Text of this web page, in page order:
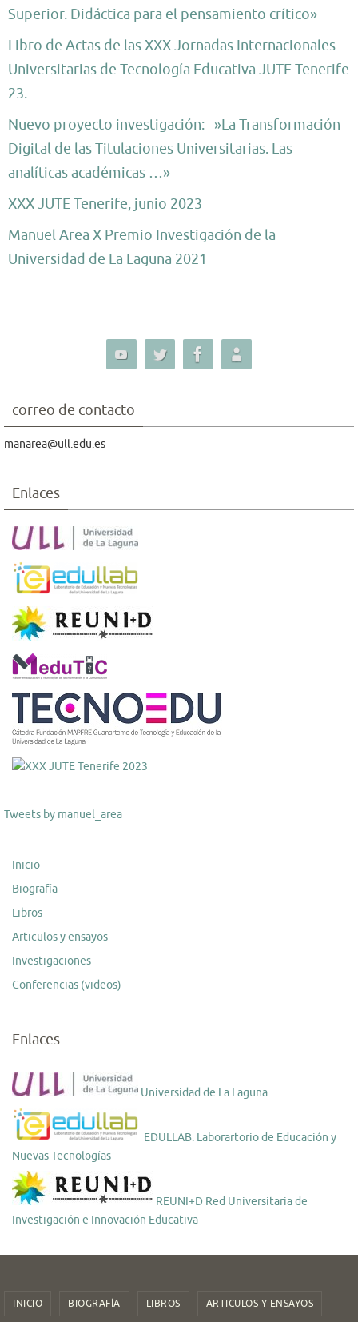
Superior. Didáctica para el pensamiento crítico»
Libro de Actas de las XXX Jornadas Internacionales
Universitarias de Tecnología Educativa JUTE Tenerife
23.
Nuevo proyecto investigación: »La Transformación
Digital de las Titulaciones Universitarias. Las
analíticas académicas …»
XXX JUTE Tenerife, junio 2023
Manuel Area X Premio Investigación de la
Universidad de La Laguna 2021
correo de contacto
manarea@ull.edu.es
Enlaces
Tweets by manuel_area
Inicio
Biografía
Libros
Articulos y ensayos
Investigaciones
Conferencias (videos)
Enlaces
Universidad de La Laguna
EDULLAB. Laborartorio de Educación y
Nuevas Tecnologías
REUNI+D Red Universitaria de
Investigación e Innovación Educativa
INICIO BIOGRAFÍA LIBROS ARTICULOS Y ENSAYOS